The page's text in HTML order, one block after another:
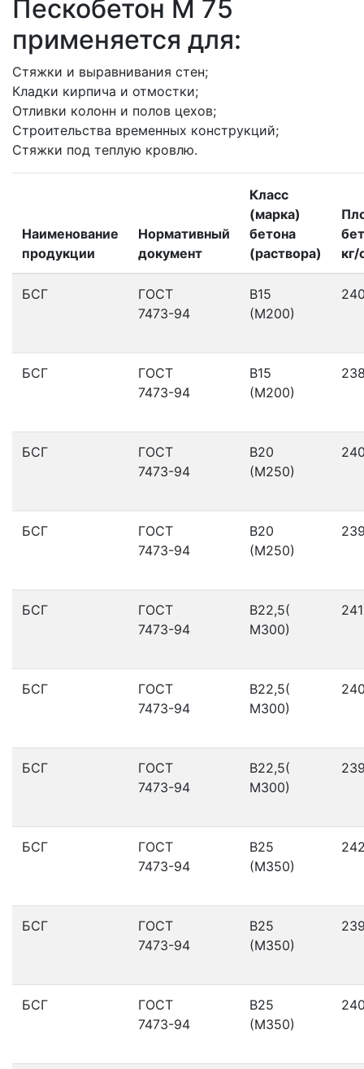
Пескобетон M 75
применяется для:
Стяжки и выравнивания стен;
Кладки кирпича и отмостки;
Отливки колонн и полов цехов;
Строительства временных конструкций;
Стяжки под теплую кровлю.
Наименование
продукции
Нормативный
документ
Класс
(марка)
бетона
(раствора)
кг/
БСГ
ГОСТ
7473-94
В15
(М200)
БСГ
ГОСТ
7473-94
В15
(М200)
БСГ
ГОСТ
7473-94
В20
(М250)
БСГ
ГОСТ
7473-94
В20
(М250)
БСГ
ГОСТ
7473-94
В22,5(
М300)
БСГ
ГОСТ
7473-94
В22,5(
М300)
БСГ
ГОСТ
7473-94
В22,5(
М300)
БСГ
ГОСТ
7473-94
В25
(М350)
БСГ
ГОСТ
7473-94
В25
(М350)
БСГ
ГОСТ
7473-94
В25
(М350)